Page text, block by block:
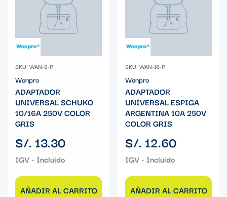
SKU: WAN-9-P
Wonpro
ADAPTADOR
UNIVERSAL SCHUKO
10/16A 250V COLOR
GRIS
Precio
regular
S/. 13.30
AÑADIR AL CARRITO
SKU: WAN-16-P
Wonpro
ADAPTADOR
UNIVERSAL ESPIGA
ARGENTINA 10A 250V
COLOR GRIS
Precio
regular
S/. 12.60
AÑADIR AL CARRITO